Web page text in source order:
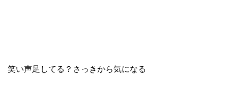
笑い声足してる？さっきから気になる